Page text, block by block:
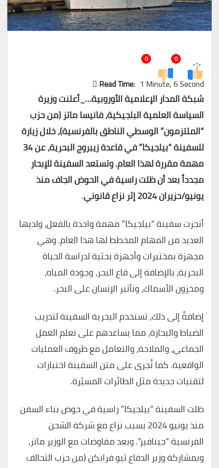
0
0
Read Time: 1 Minute, 6 Second
شبكة المدار الإعلامية الأوروبية…_أعلنت وزيرة
السياسة العلمية البلجيكية، فانيسا ماتز (من حزب
“الملتزمون” الوسطي الناطق بالفرنسية)، خلال زيارة
للسفينة “بيلجيكا” في قاعدة زيبروج البحرية، عن 34
مهمة مقررة لهذا العام. وتستعد السفينة للإبحار
مجدداً بعد أن ظلت راسية في الحوض الجاف منذ
يونيو/حزيران 2024 إثر نزاع قانوني
.
أنجزت سفينة “بيلجيكا” مهمة واحدة بالفعل، ولديها
العديد من المهام المخطط لها هذا العام. وهي
مجهزة بمختبرات وأجهزة بحثية لدراسة الحياة
البحرية، بالإضافة إلى قاع البحر، وجودة المياه،
ومخزون الأسماك، وتأثير الإنسان على البحر.
إضافةً إلى ذلك، تستخدم البحرية السفينة لتدريب
الضباط والبحارة، مما يساعدهم على تعلم العمل
الجماعي، والملاحة، والتعامل مع ظروف العمليات
الواقعية. كما تُجرى على متن السفينة اختبارات
لتقنيات جديدة مثل الطائرات المسيّرة.
ظلت السفينة “بيلجيكا” راسية في حوض بناء السفن
منذ يونيو 2024 بسبب نزاع مع شركة الشحن
الفرنسية “جينافير”. وبعد مفاوضات مع الوزير ماتز،
وبمشاركة وزير الدفاع ثيو فرانكن (من حزب التحالف